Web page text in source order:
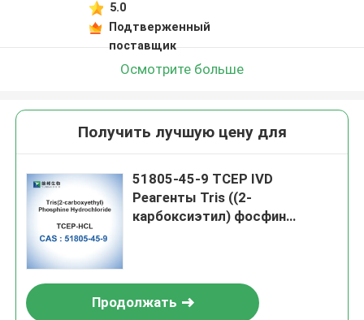
5.0
Подтверженный
поставщик
Осмотрите больше
Получить лучшую цену для
51805-45-9 TCEP IVD
Реагенты Tris ((2-
карбоксиэтил) фосфин
Продолжать